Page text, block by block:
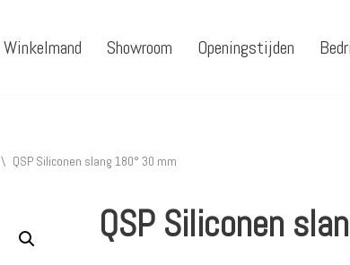
Winkelmand Showroom Openingstijden
\ QSP Siliconen slang 180° 30 mm
QSP Siliconen